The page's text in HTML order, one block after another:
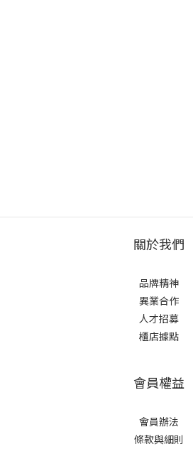
關於我們
品牌精神
異業合作
人才招募
櫃店據點
會員權益
會員辦法
條款與細則